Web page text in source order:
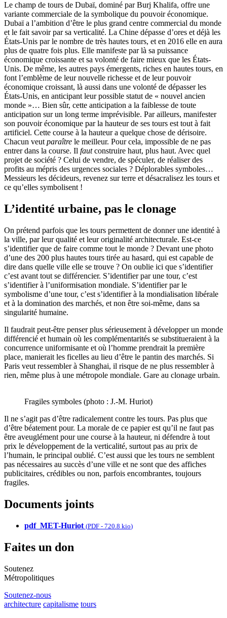
Le champ de tours de Dubaï, dominé par Burj Khalifa, offre une
variante commerciale de la symbolique du pouvoir économique.
Dubaï a l’ambition d’être le plus grand centre commercial du monde
et le fait savoir par sa verticalité. La Chine dépasse d’ores et déjà les
États-Unis par le nombre de très hautes tours, et en 2016 elle en aura
plus de quatre fois plus. Elle manifeste par là sa puissance
économique croissante et sa volonté de faire mieux que les États-
Unis. De même, les autres pays émergents, riches en hautes tours, en
font l’emblème de leur nouvelle richesse et de leur pouvoir
économique croissant, là aussi dans une volonté de dépasser les
États-Unis, en anticipant leur possible statut de « nouvel ancien
monde »… Bien sûr, cette anticipation a la faiblesse de toute
anticipation sur un long terme imprévisible. Par ailleurs, manifester
son pouvoir économique par la hauteur de ses tours est tout à fait
artificiel. Cette course à la hauteur a quelque chose de dérisoire.
Chacun veut paraître le meilleur. Pour cela, impossible de ne pas
entrer dans la course. Il fautconstruire haut, plus haut. Avec quel
projet de société ? Celui de vendre, de spéculer, de réaliser des
profits au mépris des urgences sociales ? Déplorables symboles…
Messieurs les décideurs, revenez sur terre et désacralisez les tours et
ce qu’elles symbolisent !
L’identité urbaine, pas le clonage
On prétend parfois que les tours permettent de donner une identité à
la ville, par leur qualité et leur originalité architecturale. Est-ce
s’identifier que de faire comme tout le monde ? Devant une photo
d’une des 200 plus hautes tours tirée au hasard, qui est capable de
dire dans quelle ville elle se trouve ? On oublie ici que s’identifier
c’est avant tout se différencier. S’identifier par une tour, c’est
s’identifier à l’uniformisation mondiale. S’identifier par le
symbolisme d’une tour, c’est s’identifier à la mondialisation libérale
et à la domination des marchés, et non être soi-même, dans sa
singularité humaine.
Il faudrait peut-être penser plus sérieusement à développer un monde
différencié et humain où les complémentarités se substitueraient à la
concurrence uniformisante et où l’homme prendrait la première
place, manierait les ficelles au lieu d’être le pantin des marchés. Si
Paris veut ressembler à Shanghai, il risque de ne plus ressembler à
rien, même plus à une métropole mondiale. Gare au clonage urbain.
Fragiles symboles (photo : J.-M. Huriot)
Il ne s’agit pas d’être radicalement contre les tours. Pas plus que
d’être béatement pour. La morale de ce papier est qu’il ne faut pas
être aveuglément pour une course à la hauteur, ni défendre à tout
prix le développement de la verticalité, surtout pas au prix de
l’humain, le principal oublié. C’est aussi que les tours ne semblent
pas nécessaires au succès d’une ville et ne sont que des affiches
publicitaires, crédibles ou non, parfois encombrantes, toujours
fragiles.
Documents joints
pdf_MET-Huriot (PDF - 720.8 kio)
Faites un don
Soutenez
Métropolitiques
Soutenez-nous
architecture capitalisme tours